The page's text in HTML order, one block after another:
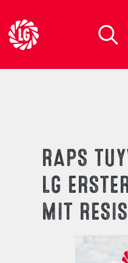
LG Seeds Logo
RAPS
LG
MIT